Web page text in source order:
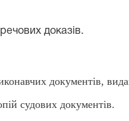
доказів.
документів,
судових документів.